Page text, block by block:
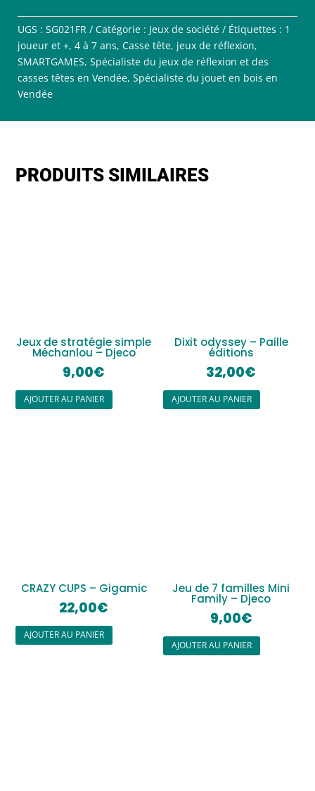
UGS : SG021FR Catégorie : Jeux de société Étiquettes : 1
joueur et +, 4 à 7 ans, Casse tête, jeux de réflexion,
SMARTGAMES, Spécialiste du jeux de réflexion et des
casses têtes en Vendée, Spécialiste du jouet en bois en
Vendée
PRODUITS SIMILAIRES
Jeux de stratégie simple
Méchanlou – Djeco
9,00€
AJOUTER AU PANIER
Dixit odyssey – Paille
éditions
32,00€
AJOUTER AU PANIER
CRAZY CUPS – Gigamic
22,00€
AJOUTER AU PANIER
Jeu de 7 familles Mini
Family – Djeco
9,00€
AJOUTER AU PANIER